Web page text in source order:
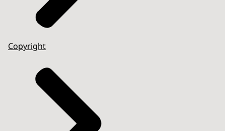
Copyright